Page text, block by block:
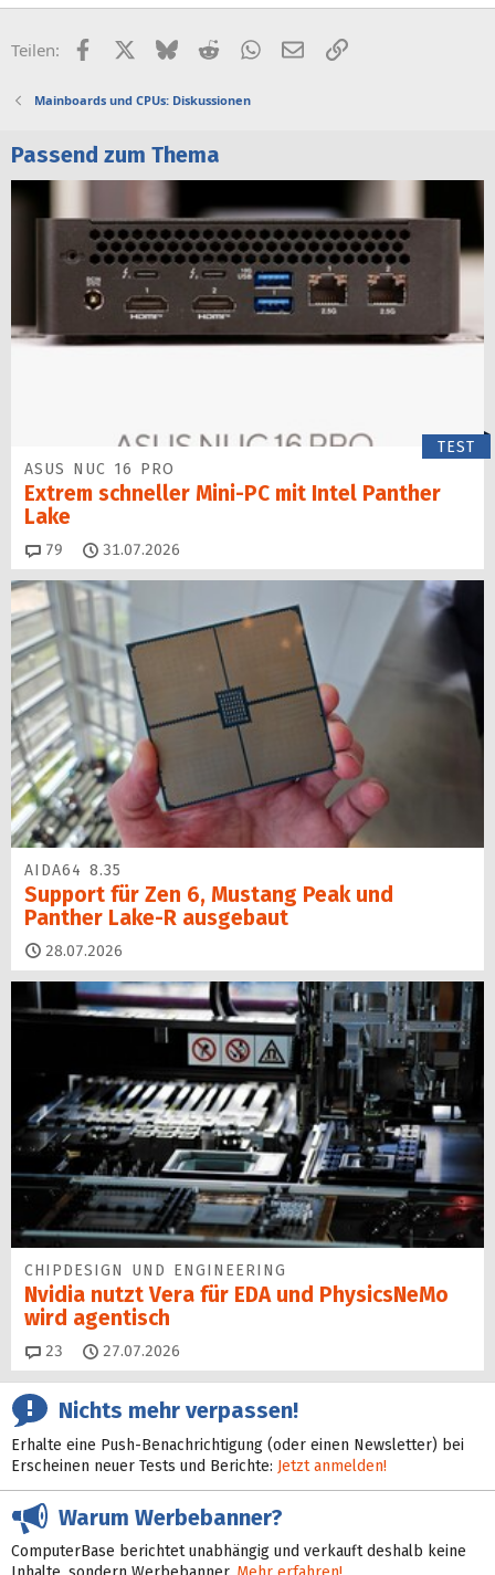
Teilen: FacebookX (Twitter)
BlueskyRedditWhatsApp
E-MailLink
Mainboards und CPUs: Diskussionen
Passend zum Thema
TEST
ASUS NUC 16 PRO
Extrem schneller Mini-PC mit Intel Panther
Lake
79 Kommentare
31.07.2026
AIDA64 8.35
Support für Zen 6, Mustang Peak und
Panther Lake-R ausgebaut
28.07.2026
CHIPDESIGN UND ENGINEERING
Nvidia nutzt Vera für EDA und PhysicsNeMo
wird agentisch
23 Kommentare
27.07.2026
Nichts mehr verpassen!
Erhalte eine Push-Benachrichtigung (oder einen Newsletter) bei
Erscheinen neuer Tests und Berichte: Jetzt anmelden!
Warum Werbebanner?
ComputerBase berichtet unabhängig und verkauft deshalb keine